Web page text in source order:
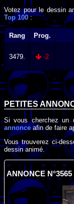
Votez pour le dessin
Top 100:
Rang Prog.
3479. -2
PETITES
Si vous cherchez un
annonce afin de faire
Vous trouverez ci-
dessin animé.
ANNONCE